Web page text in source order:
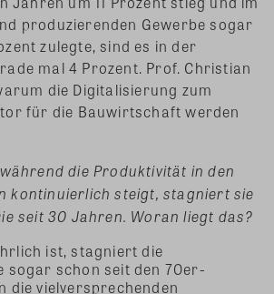
produzierenden Gewerbe sogar
zulegte, sind es in der
mal 4 Prozent. Prof. Christian
die Digitalisierung zum
für die Bauwirtschaft werden
die Produktivität in den
kontinuierlich steigt, stagniert sie
seit 30 Jahren. Woran liegt das?
ist, stagniert die
sogar schon seit den 70er-
die vielversprechenden